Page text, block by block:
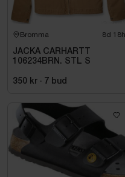
Bromma 8d 18h
JACKA CARHARTT
106234BRN. STL S
350 kr · 7 bud